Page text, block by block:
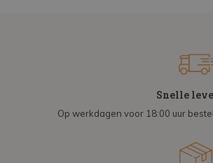
Snelle
Op werkdagen voor 18:00 uur